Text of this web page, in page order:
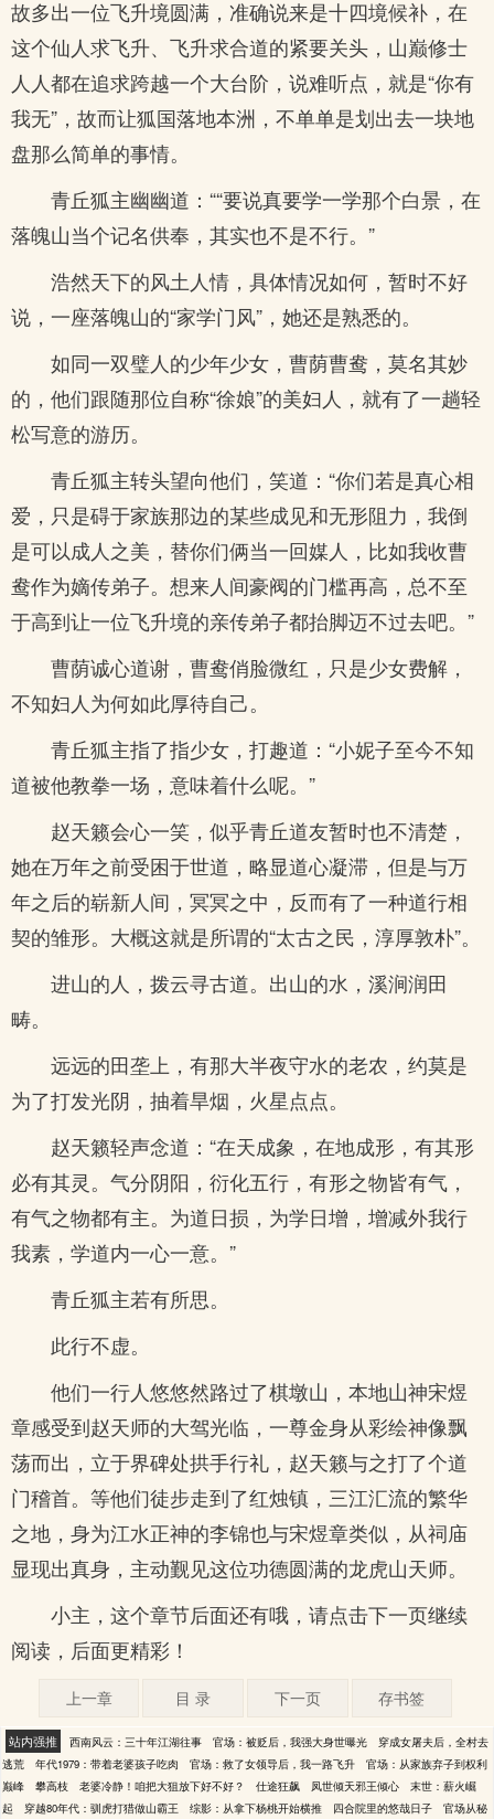
故多出一位飞升境圆满，准确说来是十四境候补，在
这个仙人求飞升、飞升求合道的紧要关头，山巅修士
人人都在追求跨越一个大台阶，说难听点，就是“你有
我无”，故而让狐国落地本洲，不单单是划出去一块地
盘那么简单的事情。
青丘狐主幽幽道：““要说真要学一学那个白景，在
落魄山当个记名供奉，其实也不是不行。”
浩然天下的风土人情，具体情况如何，暂时不好
说，一座落魄山的“家学门风”，她还是熟悉的。
如同一双璧人的少年少女，曹荫曹鸯，莫名其妙
的，他们跟随那位自称“徐娘”的美妇人，就有了一趟轻
松写意的游历。
青丘狐主转头望向他们，笑道：“你们若是真心相
爱，只是碍于家族那边的某些成见和无形阻力，我倒
是可以成人之美，替你们俩当一回媒人，比如我收曹
鸯作为嫡传弟子。想来人间豪阀的门槛再高，总不至
于高到让一位飞升境的亲传弟子都抬脚迈不过去吧。”
曹荫诚心道谢，曹鸯俏脸微红，只是少女费解，
不知妇人为何如此厚待自己。
青丘狐主指了指少女，打趣道：“小妮子至今不知
道被他教拳一场，意味着什么呢。”
赵天籁会心一笑，似乎青丘道友暂时也不清楚，
她在万年之前受困于世道，略显道心凝滞，但是与万
年之后的崭新人间，冥冥之中，反而有了一种道行相
契的雏形。大概这就是所谓的“太古之民，淳厚敦朴”。
进山的人，拨云寻古道。出山的水，溪涧润田
畴。
远远的田垄上，有那大半夜守水的老农，约莫是
为了打发光阴，抽着旱烟，火星点点。
赵天籁轻声念道：“在天成象，在地成形，有其形
必有其灵。气分阴阳，衍化五行，有形之物皆有气，
有气之物都有主。为道日损，为学日增，增减外我行
我素，学道内一心一意。”
青丘狐主若有所思。
此行不虚。
他们一行人悠悠然路过了棋墩山，本地山神宋煜
章感受到赵天师的大驾光临，一尊金身从彩绘神像飘
荡而出，立于界碑处拱手行礼，赵天籁与之打了个道
门稽首。等他们徒步走到了红烛镇，三江汇流的繁华
之地，身为江水正神的李锦也与宋煜章类似，从祠庙
显现出真身，主动觐见这位功德圆满的龙虎山天师。
小主，这个章节后面还有哦，请点击下一页继续
阅读，后面更精彩！
上一章 目 录 下一页 存书签
站内强推 西南风云：三十年江湖往事 官场：被贬后，我强大身世曝光
穿成女屠夫后，全村去
逃荒
年代1979：带着老婆孩子吃肉 官场：救了女领导后，我一路飞升
官场：从家族弃子到权利
巅峰
攀高枝 老婆冷静！咱把大狙放下好不好？ 仕途狂飙 凤世倾天邪王倾心
末世：薪火崛
起
穿越80年代：驯虎打猎做山霸王 综影：从拿下杨桃开始横推 四合院里的悠哉日子 官场从秘